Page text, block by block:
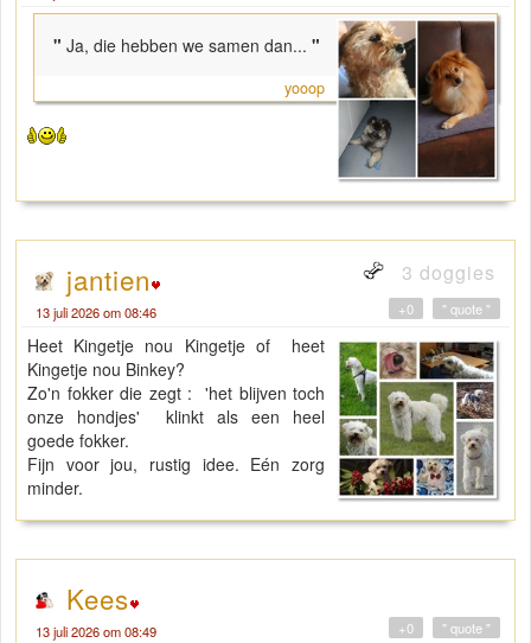
" Ja, die hebben we samen dan... "
yooop
jantien 3 doggies
13 juli 2026 om 08:46 " quote "
+0
Heet Kingetje nou Kingetje of heet
Kingetje nou Binkey?
Zo'n fokker die zegt : 'het blijven toch
onze hondjes' klinkt als een heel
goede fokker.
Fijn voor jou, rustig idee. Eén zorg
minder.
Kees
13 juli 2026 om 08:49 " quote "
+0